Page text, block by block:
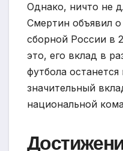
Однако, ничто не
Смертин объявил
сборной России в
это, его вклад в
футбола
значительный
национальной